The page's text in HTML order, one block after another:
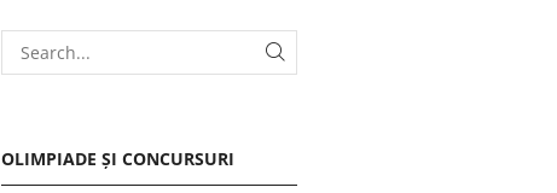
OLIMPIADE ȘI CONCURSURI